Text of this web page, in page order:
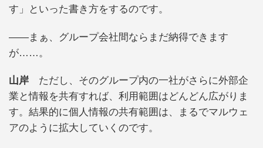
す」といった書き方をするのです。
――まぁ、グループ会社間ならまだ納得できます
が……。
山岸 ただし、そのグループ内の一社がさらに外部企
業と情報を共有すれば、利用範囲はどんどん広がりま
す。結果的に個人情報の共有範囲は、まるでマルウェ
アのように拡大していくのです。